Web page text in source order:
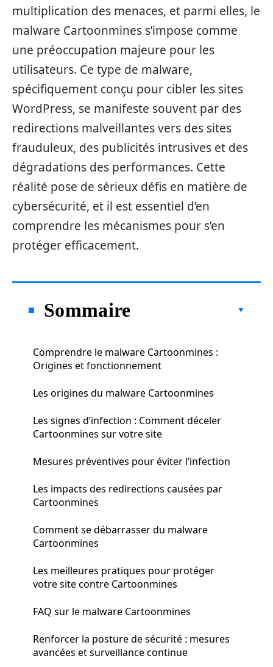
multiplication des menaces, et parmi elles, le
malware Cartoonmines s’impose comme
une préoccupation majeure pour les
utilisateurs. Ce type de malware,
spécifiquement conçu pour cibler les sites
WordPress, se manifeste souvent par des
redirections malveillantes vers des sites
frauduleux, des publicités intrusives et des
dégradations des performances. Cette
réalité pose de sérieux défis en matière de
cybersécurité, et il est essentiel d’en
comprendre les mécanismes pour s’en
protéger efficacement.
Sommaire
Comprendre le malware Cartoonmines :
Origines et fonctionnement
Les origines du malware Cartoonmines
Les signes d’infection : Comment déceler
Cartoonmines sur votre site
Mesures préventives pour éviter l’infection
Les impacts des redirections causées par
Cartoonmines
Comment se débarrasser du malware
Cartoonmines
Les meilleures pratiques pour protéger
votre site contre Cartoonmines
FAQ sur le malware Cartoonmines
Renforcer la posture de sécurité : mesures
avancées et surveillance continue